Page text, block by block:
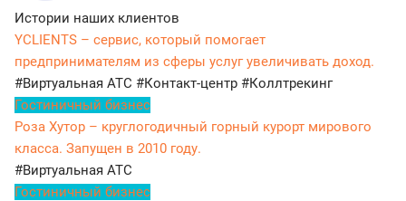
Истории наших клиентов
YCLIENTS – сервис, который помогает
предпринимателям из сферы услуг увеличивать доход.
#Виртуальная АТС #Контакт-центр #Коллтрекинг
Гостиничный бизнес
Роза Хутор – круглогодичный горный курорт мирового
класса. Запущен в 2010 году.
#Виртуальная АТС
Гостиничный бизнес